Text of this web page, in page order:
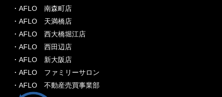
・AFLO 南森町店
・AFLO 天満橋店
・AFLO 西大橋堀江店
・AFLO 西田辺店
・AFLO 新大阪店
・AFLO ファミリーサロン
・AFLO 不動産売買事業部